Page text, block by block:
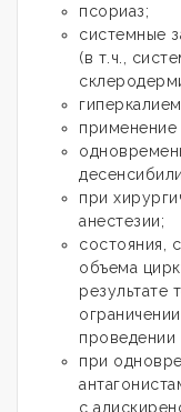
псориаз;
системные
(в т.ч.,
применение
при
анестезии;
состояния,
объема
результате
проведении
при
с